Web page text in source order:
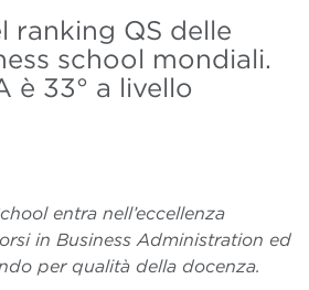
ranking QS delle
school mondiali.
è 33° a livello
entra nell’eccellenza
in Business Administration ed
per qualità della docenza.